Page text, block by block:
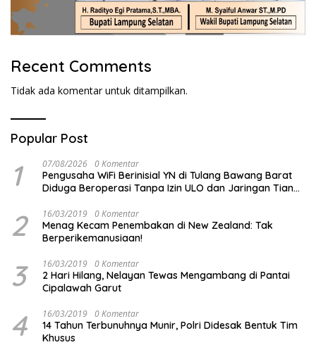
Recent Comments
Tidak ada komentar untuk ditampilkan.
Popular Post
1 07/08/2026 0 Komentar
Pengusaha WiFi Berinisial YN di Tulang Bawang Barat
Diduga Beroperasi Tanpa Izin ULO dan Jaringan Tiang
2 16/03/2019 0 Komentar
Menag Kecam Penembakan di New Zealand: Tak
Berperikemanusiaan!
3 16/03/2019 0 Komentar
2 Hari Hilang, Nelayan Tewas Mengambang di Pantai
Cipalawah Garut
4 16/03/2019 0 Komentar
14 Tahun Terbunuhnya Munir, Polri Didesak Bentuk Tim
Khusus